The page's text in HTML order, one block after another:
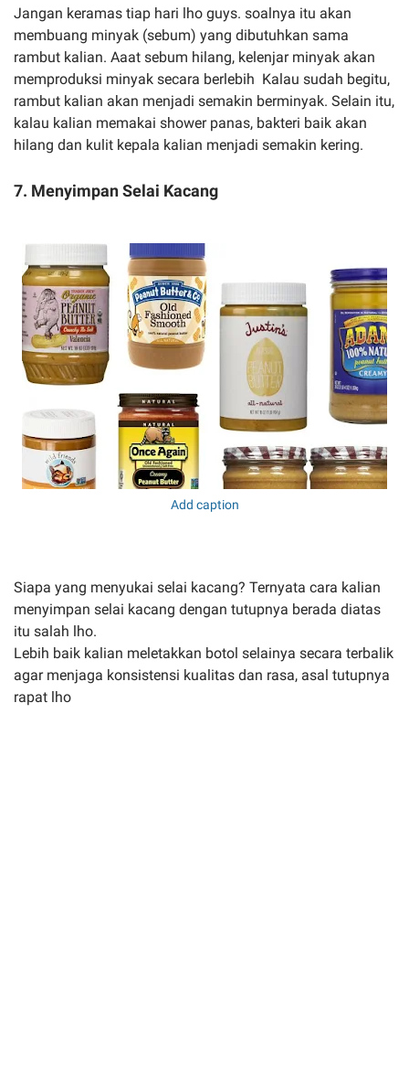
Jangan keramas tiap hari lho guys. soalnya itu akan
membuang minyak (sebum) yang dibutuhkan sama
rambut kalian. Aaat sebum hilang, kelenjar minyak akan
memproduksi minyak secara berlebih Kalau sudah begitu,
rambut kalian akan menjadi semakin berminyak. Selain itu,
kalau kalian memakai shower panas, bakteri baik akan
hilang dan kulit kepala kalian menjadi semakin kering.
7. Menyimpan Selai Kacang
Add caption
Siapa yang menyukai selai kacang? Ternyata cara kalian
menyimpan selai kacang dengan tutupnya berada diatas
itu salah lho.
Lebih baik kalian meletakkan botol selainya secara terbalik
agar menjaga konsistensi kualitas dan rasa, asal tutupnya
rapat lho